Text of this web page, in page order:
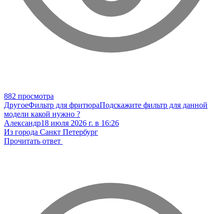
882 просмотра
ДругоеФильтр для фритюраПодскажите фильтр для данной
модели какой нужно ?
Александр18 июля 2026 г. в 16:26
Из города Санкт Петербург
Прочитать ответ